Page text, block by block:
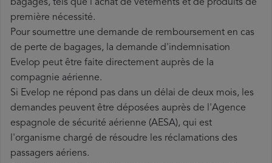
bagages, tels que l'achat de vêtements et de produits de
première nécessité.
Pour soumettre une demande de remboursement en cas
de perte de bagages, la demande d'indemnisation
Evelop peut être faite directement auprès de la
compagnie aérienne.
Si Evelop ne répond pas dans un délai de deux mois, les
demandes peuvent être déposées auprès de l'Agence
espagnole de sécurité aérienne (AESA), qui est
l'organisme chargé de résoudre les réclamations des
passagers aériens.